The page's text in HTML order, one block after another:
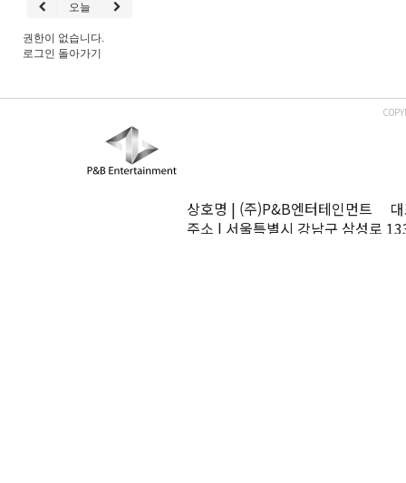
오늘
권한이 없습니다.
로그인 돌아가기
상호명 | (주)P&B엔터테인먼트
주소 | 서울특별시 강남구 삼성로